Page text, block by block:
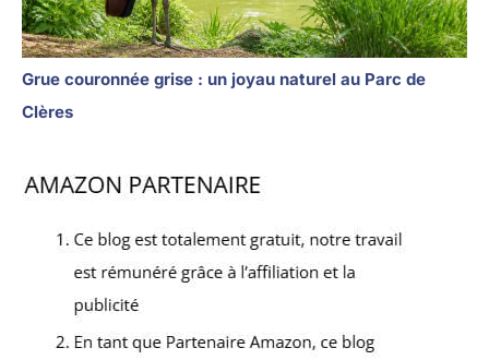
Grue couronnée grise : un joyau naturel au Parc de
Clères